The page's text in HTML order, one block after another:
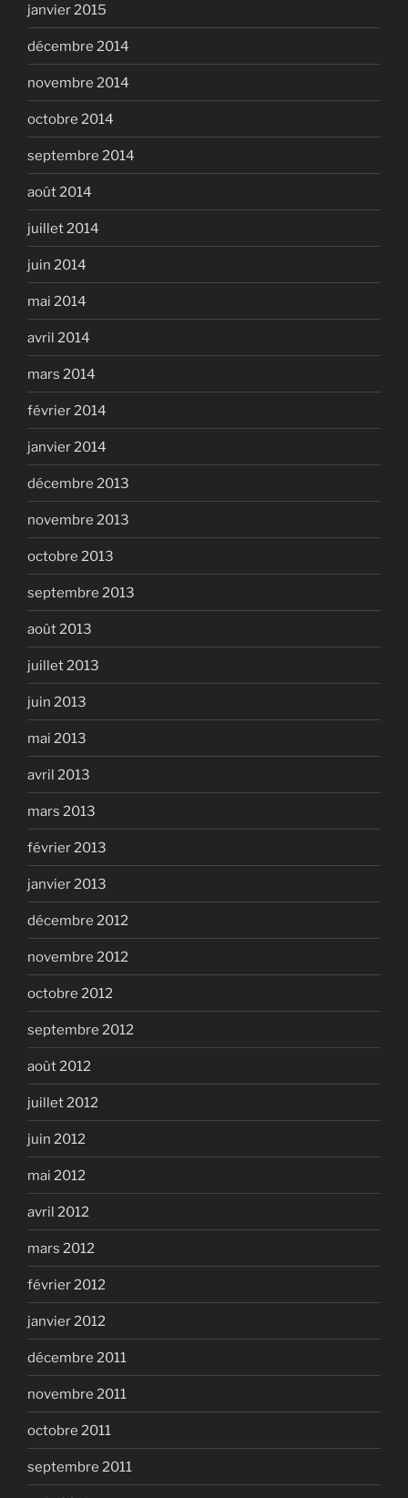
janvier 2015
décembre 2014
novembre 2014
octobre 2014
septembre 2014
août 2014
juillet 2014
juin 2014
mai 2014
avril 2014
mars 2014
février 2014
janvier 2014
décembre 2013
novembre 2013
octobre 2013
septembre 2013
août 2013
juillet 2013
juin 2013
mai 2013
avril 2013
mars 2013
février 2013
janvier 2013
décembre 2012
novembre 2012
octobre 2012
septembre 2012
août 2012
juillet 2012
juin 2012
mai 2012
avril 2012
mars 2012
février 2012
janvier 2012
décembre 2011
novembre 2011
octobre 2011
septembre 2011